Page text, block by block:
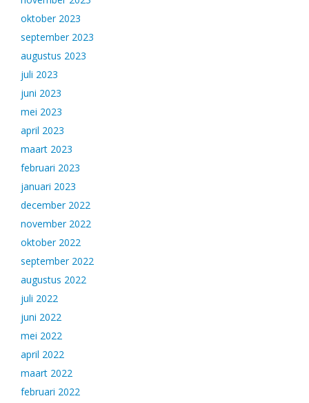
oktober 2023
september 2023
augustus 2023
juli 2023
juni 2023
mei 2023
april 2023
maart 2023
februari 2023
januari 2023
december 2022
november 2022
oktober 2022
september 2022
augustus 2022
juli 2022
juni 2022
mei 2022
april 2022
maart 2022
februari 2022